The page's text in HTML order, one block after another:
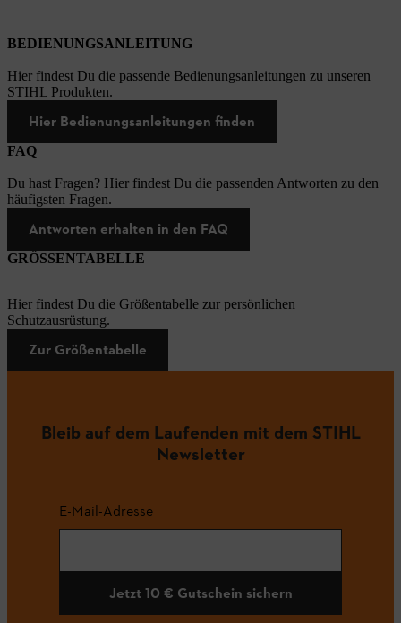
BEDIENUNGSANLEITUNG
Hier findest Du die passende Bedienungsanleitungen zu unseren
STIHL Produkten.
Hier Bedienungsanleitungen finden
FAQ
Du hast Fragen? Hier findest Du die passenden Antworten zu den
häufigsten Fragen.
Antworten erhalten in den FAQ
GRÖSSENTABELLE
Hier findest Du die Größentabelle zur persönlichen
Schutzausrüstung.
Zur Größentabelle
Bleib auf dem Laufenden mit dem STIHL
Newsletter
E-Mail-Adresse
Jetzt 10 € Gutschein sichern